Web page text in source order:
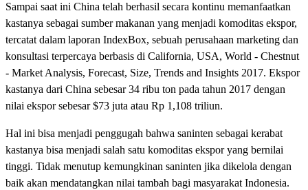
Sampai saat ini China telah berhasil secara kontinu memanfaatkan
kastanya sebagai sumber makanan yang menjadi komoditas ekspor,
tercatat dalam laporan IndexBox, sebuah perusahaan marketing dan
konsultasi terpercaya berbasis di California, USA, World - Chestnut
- Market Analysis, Forecast, Size, Trends and Insights 2017. Ekspor
kastanya dari China sebesar 34 ribu ton pada tahun 2017 dengan
nilai ekspor sebesar $73 juta atau Rp 1,108 triliun.
Hal ini bisa menjadi penggugah bahwa saninten sebagai kerabat
kastanya bisa menjadi salah satu komoditas ekspor yang bernilai
tinggi. Tidak menutup kemungkinan saninten jika dikelola dengan
baik akan mendatangkan nilai tambah bagi masyarakat Indonesia.